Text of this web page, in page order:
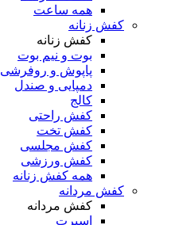
همه ساعت
کفش زنانه
کفش زنانه
بوت و نیم بوت
پاپوش و روفرشی
دمپایی و صندل
کالج
کفش راحتی
کفش تخت
کفش مجلسی
کفش ورزشی
همه کفش زنانه
کفش مردانه
کفش مردانه
اسپرت